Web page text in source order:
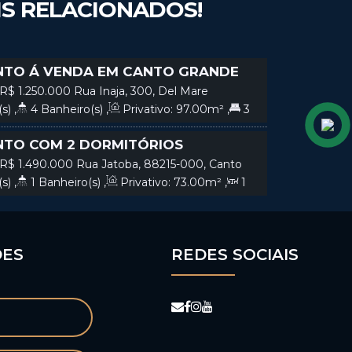
RELACIONADOS!
Á VENDA EM CANTO GRANDE
DO MAR EM BOMBINHAS | SC
1.250.000 Rua Inaja, 300, Del Mare
000, Canto Grande, Bombinhas, Santa
, 4 Banheiro(s) , Privativo: 97.00m² ,
3
COM 2 DORMITÓRIOS
VENDA EM CANTO GRANDE EM
SC / COD: V336
1.490.000 Rua Jatoba, 88215-000, Canto
Santa Catarina, Brasil
, 1 Banheiro(s) , Privativo: 73.00m² ,
1
REDES SOCIAIS